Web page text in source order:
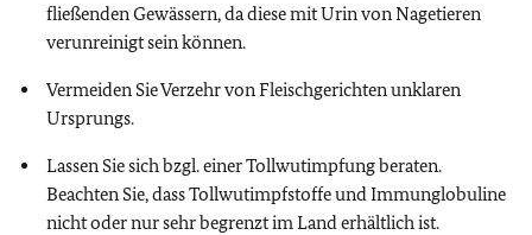
fließenden Gewässern, da diese mit Urin von Nagetieren
verunreinigt sein können.
Vermeiden Sie Verzehr von Fleischgerichten unklaren
Ursprungs.
Lassen Sie sich bzgl. einer Tollwutimpfung beraten.
Beachten Sie, dass Tollwutimpfstoffe und Immunglobuline
nicht oder nur sehr begrenzt im Land erhältlich ist.